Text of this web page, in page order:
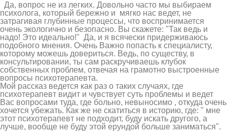
Да, вопрос не из легких. Довольно часто мы выбираем
психолога, который бережно и мягко нас ведет, не
затрагивая глубинные процессы, что воспринимается
очень экологично и безопасно. Вы скажете: "Так ведь и
надо! Это идеально!" Да, и я всячески придерживаюсь
подобного мнения. Очень Важно попасть к специалисту,
которому можешь довериться. Ведь, по существу, в
консультировании, ты сам раскручиваешь клубок
собственных проблем, отвечая на грамотно выстроенные
вопросы психотерапевта.
Мой рассказ ведется как раз о таких случаях, где
психотерапевт видит и чувствует суть проблемы и ведет
Вас вопросами туда, где больно, невыносимо , откуда очень
хочется убежать. Как же не скатиться в историю, где: " мне
этот психотерапевт не подходит, буду искать другого, а
лучше, вообще не буду этой ерундой больше заниматься".